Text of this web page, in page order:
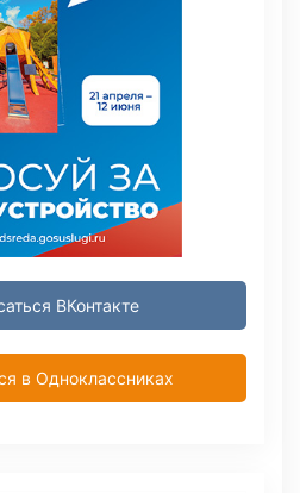
ВКонтакте
в Одноклассниках